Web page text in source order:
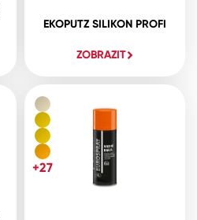
EKOPUTZ SILIKON PROFI
ZOBRAZIT
+27